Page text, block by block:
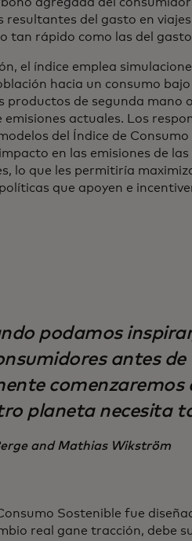
agregada del
resultantes del gasto en
tan rápido como las del
el índice emplea
hacia un consumo
productos de segunda mano
emisiones actuales. Los
del Índice de
en las emisiones de
lo que les permitiría
que apoyen e
podamos
antes
comenzaremos
planeta necesita
and Mathias Wikström
Sostenible fue
real gane tracción, debe